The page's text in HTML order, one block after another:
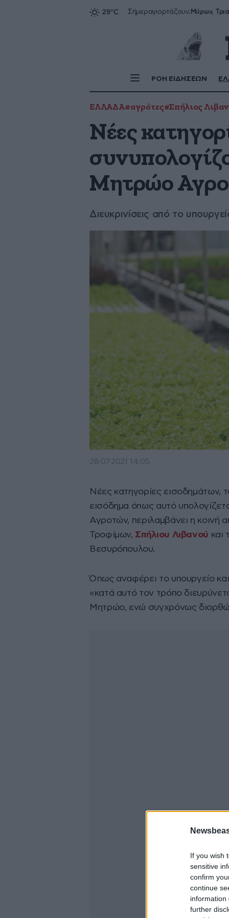
If you wish
sensitive
confirm
continue
information
further
Σήμεραγιορτάζουν:
ΡΟΗ ΕΙΔΗΣΕΩΝ
ΕΛΛΑΔΑ#αγρότες#Σπήλιος
Νέες
Μητρώο
Διευκρινίσεις από το
28·07·2021 14:05
Νέες κατηγορίες εισοδημάτων,
εισόδημα όπως αυτό
Αγροτών, περιλαμβάνει η κοινή
Τροφίμων, Σπήλιου Λιβανού και
Βεσυρόπουλου.
Όπως αναφέρει το υπουργείο
«κατά αυτό τον τρόπο
Μητρώο, ενώ συγχρόνως